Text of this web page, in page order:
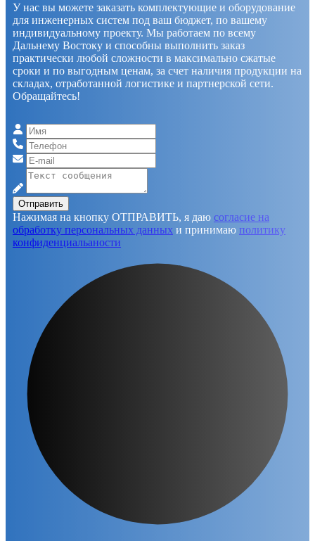
У нас вы можете заказать комплектующие и оборудование
для инженерных систем под ваш бюджет, по вашему
индивидуальному проекту. Мы работаем по всему
Дальнему Востоку и способны выполнить заказ
практически любой сложности в максимально сжатые
сроки и по выгодным ценам, за счет наличия продукции на
складах, отработанной логистике и партнерской сети.
Обращайтесь!
Отправить
Нажимая на кнопку ОТПРАВИТЬ, я даю согласие на
обработку персональных данных и принимаю политику
конфиденциальаности